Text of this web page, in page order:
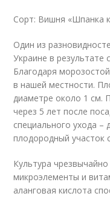
Сорт: Вишня «Шпанка
Один из
Украине в
Благодаря
в нашей местности.
диаметре около 1 см.
через 5 лет после
специального ухода
плодородный участок
Культура
микроэлементы и
аланговая кислота